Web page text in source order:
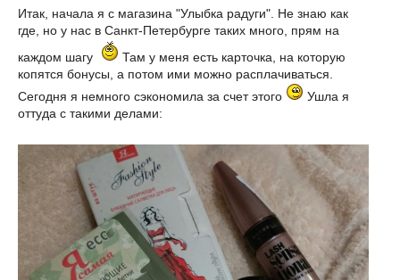
Итак, начала я с магазина "Улыбка радуги". Не знаю как
где, но у нас в Санкт-Петербурге таких много, прям на
каждом шагу
Там у меня есть карточка, на которую
копятся бонусы, а потом ими можно расплачиваться.
Сегодня я немного сэкономила за счет этого
Ушла я
оттуда с такими делами: